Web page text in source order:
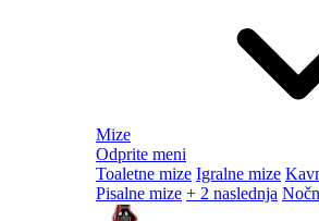
Mize
Odprite meni
Toaletne mize Igralne mize
Pisalne mize + 2 naslednja